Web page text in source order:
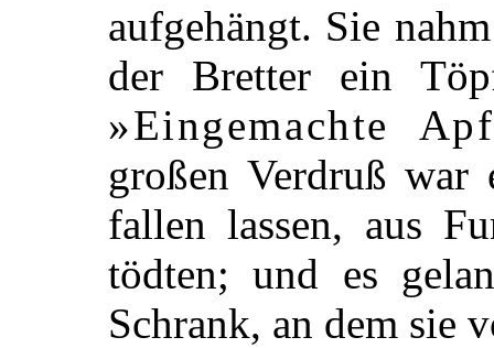
aufgehängt. Sie
der Bretter ein
»Eingemachte
großen Verdruß
fallen lassen, aus
tödten; und es
Schrank, an dem sie